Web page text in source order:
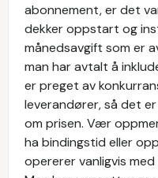
abonnement, er det
dekker oppstart og
månedsavgift som er
man har avtalt å
er preget av
leverandører, så det
om prisen. Vær
ha bindingstid eller
opererer vanligvis